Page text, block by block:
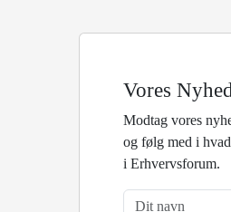
Vores
Modtag vores
og følg med i
i Erhvervsforum.